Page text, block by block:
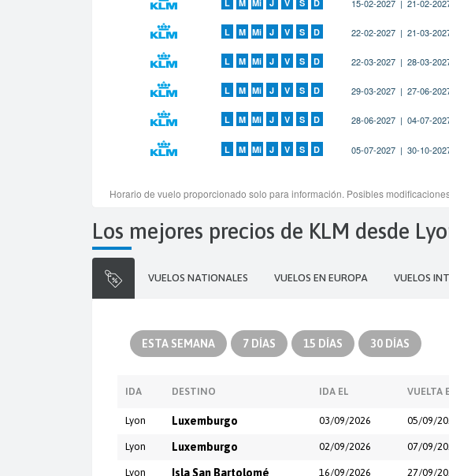
Los mejores precios de KLM desde
VUELOS NATIONALES VUELOS EN EUROPA VUELOS
ESTA SEMANA 7 DÍAS 15 DÍAS 30 DÍAS
IDA DESTINO IDA EL VUELTA
Lyon Luxemburgo 03/09/2026 05/09/
Lyon Luxemburgo 02/09/2026 07/09/
Lyon Isla San Bartolomé 16/09/2026 27/09/